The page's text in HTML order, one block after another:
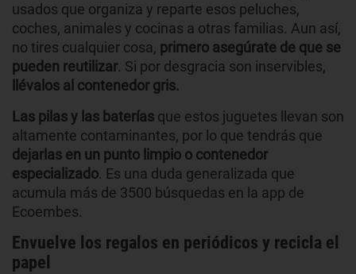
usados que organiza y reparte esos peluches,
coches, animales y cocinas a otras familias. Aun así,
no tires cualquier cosa, primero asegúrate de que se
pueden reutilizar. Si por desgracia son inservibles,
llévalos al contenedor gris.
Las pilas y las baterías que estos juguetes llevan son
altamente contaminantes, por lo que tendrás que
dejarlas en un punto limpio o contenedor
especializado. Es una duda generalizada que
acumula más de 3500 búsquedas en la app de
Ecoembes.
Envuelve los regalos en periódicos y recicla el
papel